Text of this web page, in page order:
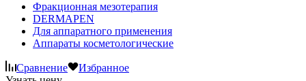
Фракционная мезотерапия
DERMAPEN
Для аппаратного применения
Аппараты косметологические
Сравнение
Избранное